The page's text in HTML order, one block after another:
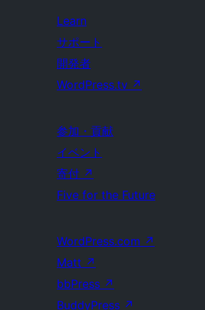
Learn
サポート
開発者
WordPress.tv ↗
参加・貢献
イベント
寄付 ↗
Five for the Future
WordPress.com ↗
Matt ↗
bbPress ↗
BuddyPress ↗